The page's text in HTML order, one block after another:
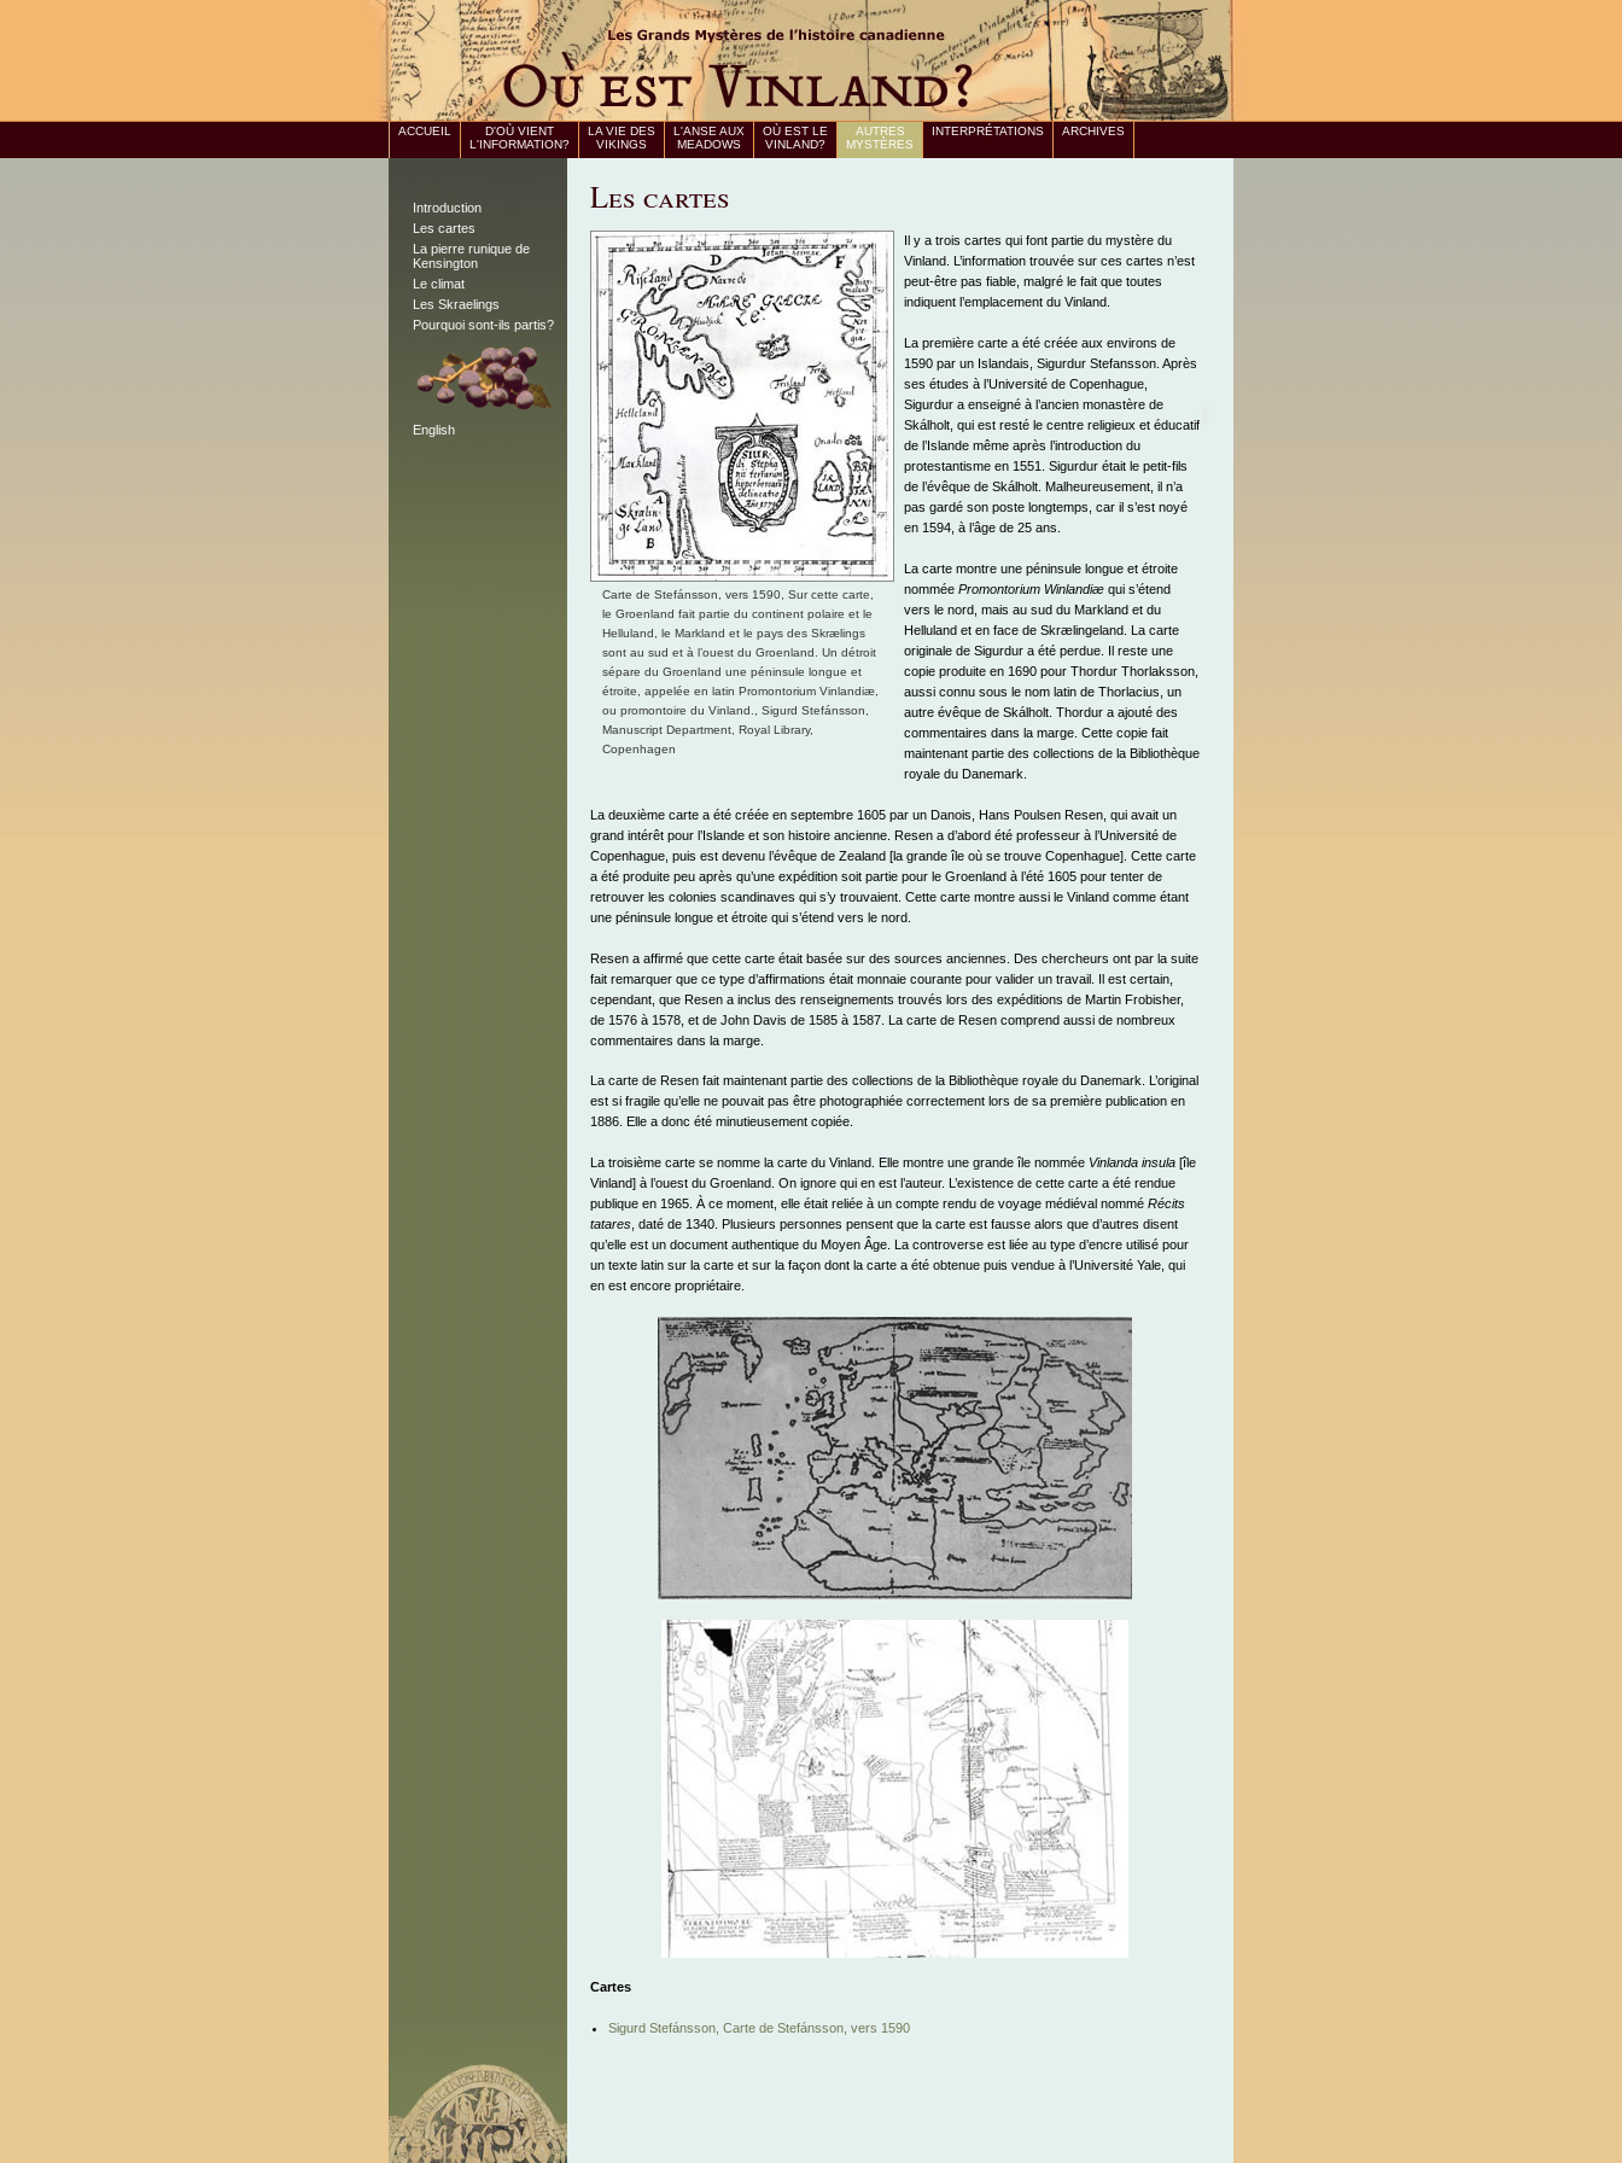
ACCUEIL
D'OÙ VIENT
L'INFORMATION?
LA VIE DES
VIKINGS
L'ANSE AUX
MEADOWS
OÙ EST LE
VINLAND?
AUTRES
MYSTÈRES
INTERPRÉTATIONS ARCHIVES
Introduction
Les cartes
La pierre runique de
Kensington
Le climat
Les Skraelings
Pourquoi sont-ils partis?
English
Les cartes
Carte de Stefánsson, vers 1590, Sur cette carte,
le Groenland fait partie du continent polaire et le
Helluland, le Markland et le pays des Skrælings
sont au sud et à l’ouest du Groenland. Un détroit
sépare du Groenland une péninsule longue et
étroite, appelée en latin Promontorium Vinlandiæ,
ou promontoire du Vinland., Sigurd Stefánsson,
Manuscript Department, Royal Library,
Copenhagen
Il y a trois cartes qui font partie du mystère du
Vinland. L’information trouvée sur ces cartes n’est
peut-être pas fiable, malgré le fait que toutes
indiquent l’emplacement du Vinland.
La première carte a été créée aux environs de
1590 par un Islandais, Sigurdur Stefansson. Après
ses études à l’Université de Copenhague,
Sigurdur a enseigné à l’ancien monastère de
Skálholt, qui est resté le centre religieux et éducatif
de l’Islande même après l’introduction du
protestantisme en 1551. Sigurdur était le petit-fils
de l’évêque de Skálholt. Malheureusement, il n’a
pas gardé son poste longtemps, car il s’est noyé
en 1594, à l’âge de 25 ans.
La carte montre une péninsule longue et étroite
nommée Promontorium Winlandiæ qui s’étend
vers le nord, mais au sud du Markland et du
Helluland et en face de Skrælingeland. La carte
originale de Sigurdur a été perdue. Il reste une
copie produite en 1690 pour Thordur Thorlaksson,
aussi connu sous le nom latin de Thorlacius, un
autre évêque de Skálholt. Thordur a ajouté des
commentaires dans la marge. Cette copie fait
maintenant partie des collections de la Bibliothèque
royale du Danemark.
La deuxième carte a été créée en septembre 1605 par un Danois, Hans Poulsen Resen, qui avait un
grand intérêt pour l’Islande et son histoire ancienne. Resen a d’abord été professeur à l’Université de
Copenhague, puis est devenu l’évêque de Zealand [la grande île où se trouve Copenhague]. Cette carte
a été produite peu après qu’une expédition soit partie pour le Groenland à l’été 1605 pour tenter de
retrouver les colonies scandinaves qui s’y trouvaient. Cette carte montre aussi le Vinland comme étant
une péninsule longue et étroite qui s’étend vers le nord.
Resen a affirmé que cette carte était basée sur des sources anciennes. Des chercheurs ont par la suite
fait remarquer que ce type d’affirmations était monnaie courante pour valider un travail. Il est certain,
cependant, que Resen a inclus des renseignements trouvés lors des expéditions de Martin Frobisher,
de 1576 à 1578, et de John Davis de 1585 à 1587. La carte de Resen comprend aussi de nombreux
commentaires dans la marge.
La carte de Resen fait maintenant partie des collections de la Bibliothèque royale du Danemark. L’original
est si fragile qu’elle ne pouvait pas être photographiée correctement lors de sa première publication en
1886. Elle a donc été minutieusement copiée.
La troisième carte se nomme la carte du Vinland. Elle montre une grande île nommée Vinlanda insula [île
Vinland] à l’ouest du Groenland. On ignore qui en est l’auteur. L’existence de cette carte a été rendue
publique en 1965. À ce moment, elle était reliée à un compte rendu de voyage médiéval nommé Récits
tatares , daté de 1340. Plusieurs personnes pensent que la carte est fausse alors que d’autres disent
qu’elle est un document authentique du Moyen Âge. La controverse est liée au type d’encre utilisé pour
un texte latin sur la carte et sur la façon dont la carte a été obtenue puis vendue à l’Université Yale, qui
en est encore propriétaire.
Cartes
Sigurd Stefánsson, Carte de Stefánsson, vers 1590